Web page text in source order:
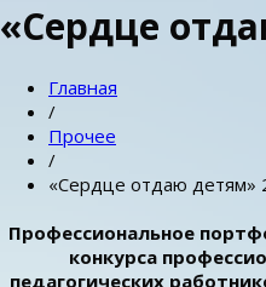
«Сердце
Главная
/
Прочее
/
«Сердце отдаю детям»
Профессиональное
конкурса
педагогических